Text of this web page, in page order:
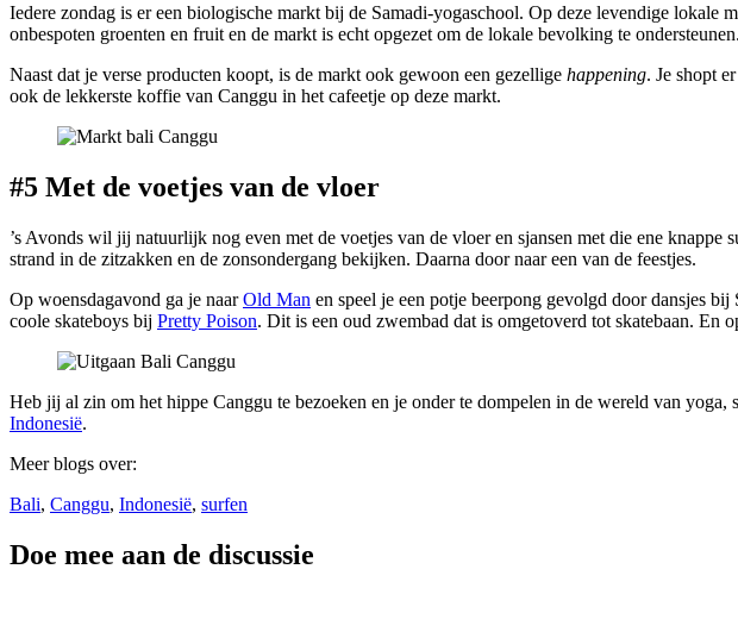
Iedere zondag is er een biologische markt bij de Samadi-yogaschool. Op deze levendige
onbespoten groenten en fruit en de markt is echt opgezet om de lokale bevolking te
Naast dat je verse producten koopt, is de markt ook gewoon een gezellige happening. Je shopt
ook de lekkerste koffie van Canggu in het cafeetje op deze markt.
#5 Met de voetjes van de vloer
’s Avonds wil jij natuurlijk nog even met de voetjes van de vloer en sjansen met die ene
strand in de zitzakken en de zonsondergang bekijken. Daarna door naar een van de feestjes.
Op woensdagavond ga je naarOld Man en speel je een potje beerpong gevolgd door dansjes
coole skateboys bij Pretty Poison. Dit is een oud zwembad dat is omgetoverd tot skatebaan. En
Heb jij al zin om het hippe Canggu te bezoeken en je onder te dompelen in de wereld van yoga,
Indonesië.
Meer blogs over:
Bali, Canggu, Indonesië, surfen
Doe mee aan de discussie